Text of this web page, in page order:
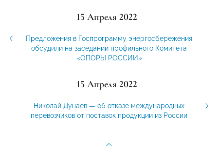
15 Апреля 2022
Предложения в Госпрограмму энергосбережения
обсудили на заседании профильного Комитета
«ОПОРЫ РОССИИ»
15 Апреля 2022
Николай Дунаев — об отказе международных
перевозчиков от поставок продукции из России